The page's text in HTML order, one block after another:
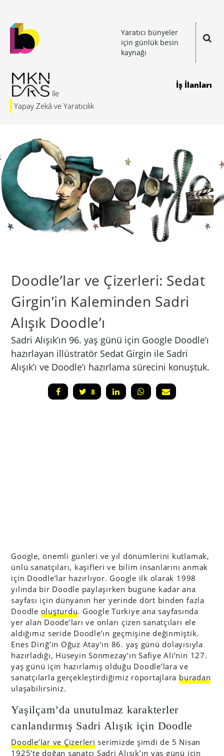
Yaratıcı bünyeler
için günlük besin
kaynağı
Yapay Zekâ ve Yaratıcılık
İş İlanları
Doodle’lar ve Çizerleri: Sedat
Girgin’in Kaleminden Sadri
Alışık Doodle’ı
Sadri Alışık’ın 96. yaş günü için Google Doodle’ı
hazırlayan illüstratör Sedat Girgin ile Sadri
Alışık’ı ve Doodle’ı hazırlama sürecini konuştuk.
8
Google, önemli günleri ve yıl dönümlerini kutlamak,
ünlü sanatçıları, kaşifleri ve bilim insanlarını anmak
için Doodle’lar hazırlıyor. Google ilk olarak 1998
yılında bir Doodle paylaşırken bugüne kadar ana
sayfası için dünyanın her yerinde dört binden fazla
Doodle oluşturdu. Google Türkiye ana sayfasında
yer alan Doode’ları ve onları çizen sanatçıları ele
aldığımız seride Doodle’ın geçmişine değinmiştik.
Enes Diriğ’in Oğuz Atay’ın 86. yaş günü dolayısıyla
hazırladığı, Hüseyin Sönmezay’ın Safiye Ali’nin 127.
yaş günü için hazırlamış olduğu Doodle’lara ve
sanatçılarla gerçekleştirdiğimiz röportajlara buradan
ulaşabilirsiniz.
Yaşilçam’da unutulmaz karakterler
canlandırmış Sadri Alışık için Doodle
Doodle’lar ve Çizerleri serimizde şimdi de 5 Nisan
1925’te doğan sanatçı Sadri Alışık’ın yaş günü için